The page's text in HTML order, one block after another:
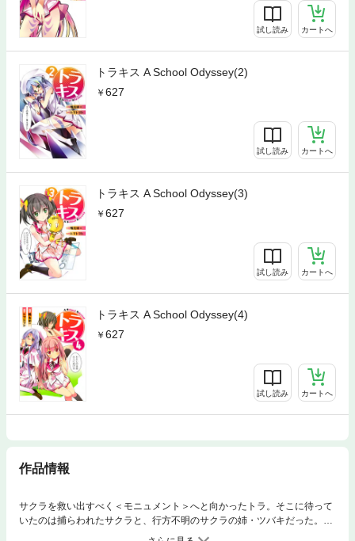
試し読み カートへ
トラキス A School Odyssey(2)
627
試し読み カートへ
トラキス A School Odyssey(3)
627
試し読み カートへ
トラキス A School Odyssey(4)
627
試し読み カートへ
作品情報
サクラを救い出すべく＜モニュメント＞へと向かったトラ。そこに待って
いたのは捕らわれたサクラと、行方不明のサクラの姉・ツバキだった。世
界を一変させる＜データ＞と乙女のキスをめぐる学園コメディ、完結！！